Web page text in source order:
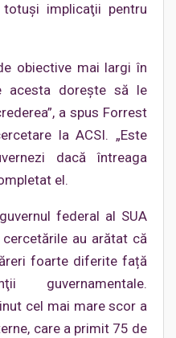
implicaţii pentru
obiective mai largi în
acesta dorește să le
a spus Forrest
la ACSI. „Este
dacă întreaga
el.
federal al SUA
au arătat că
foarte diferite față
guvernamentale.
cel mai mare scor a
care a primit 75 de